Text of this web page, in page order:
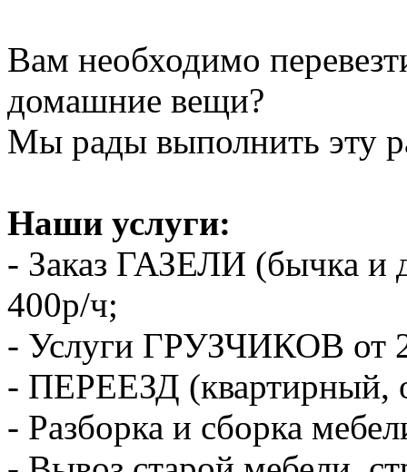
Вам необходимо
домашние вещи?
Мы рады выполнить эту
Наши услуги:
- Заказ ГАЗЕЛИ (бычка и
400р/ч;
- Услуги ГРУЗЧИКОВ от
- ПЕРЕЕЗД (квартирный,
- Разборка и сборка